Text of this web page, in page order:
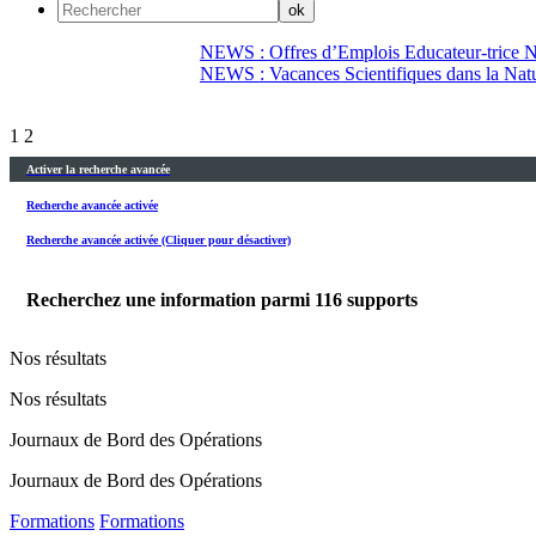
NEWS : Offres d’Emplois Educateur-trice
NEWS : Vacances Scientifiques dans la
1 2
Activer la recherche avancée
Recherche avancée activée
Recherche avancée activée (Cliquer pour désactiver)
Recherchez une information parmi 116 supports
Nos résultats
Nos résultats
Journaux de Bord des Opérations
Journaux de Bord des Opérations
Formations Formations